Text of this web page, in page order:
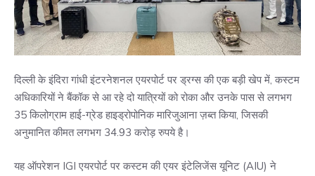
दिल्ली के इंदिरा गांधी इंटरनेशनल एयरपोर्ट पर ड्रग्स की एक बड़ी खेप में, कस्टम
अधिकारियों ने बैंकॉक से आ रहे दो यात्रियों को रोका और उनके पास से लगभग
35 किलोग्राम हाई-ग्रेड हाइड्रोपोनिक मारिजुआना ज़ब्त किया, जिसकी
अनुमानित कीमत लगभग 34.93 करोड़ रुपये है।
यह ऑपरेशन IGI एयरपोर्ट पर कस्टम की एयर इंटेलिजेंस यूनिट (AIU) ने